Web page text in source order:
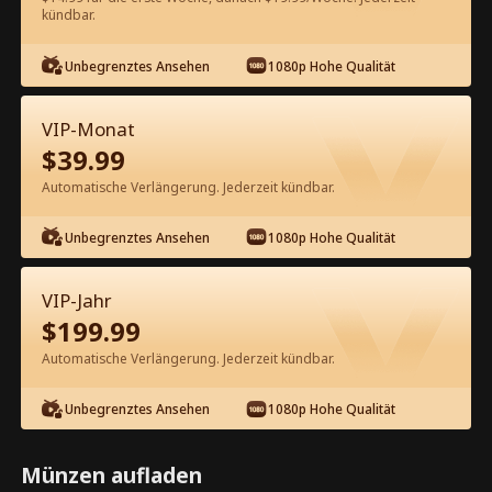
60 Jetzt entsperren
Kostenlos in der App ansehen
Episode 17 - Mein dummer Ehemann
ist ein Multimilliardär Kompletter
Film
1-50 51-90
17 18 19 20 21
kündbar.
Unbegrenztes Ansehen 1080p Hohe Qualität
VIP-Monat
$39.99
Automatische Verlängerung. Jederzeit kündbar.
Unbegrenztes Ansehen 1080p Hohe Qualität
VIP-Jahr
$199.99
Automatische Verlängerung. Jederzeit kündbar.
Unbegrenztes Ansehen 1080p Hohe Qualität
Münzen aufladen